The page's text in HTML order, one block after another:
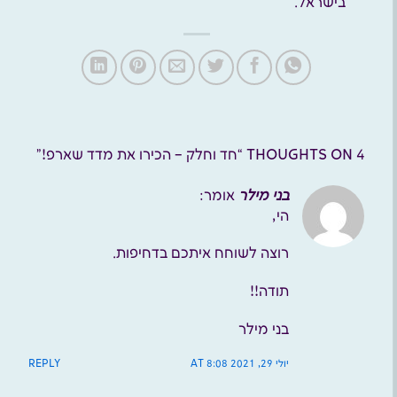
4 THOUGHTS ON “ חד וחלק – הכירו את מדד שארפ!”
בני מילר אומר:
הי,
רוצה לשוחח איתכם בדחיפות.
תודה!!
בני מילר
יולי 29, 2021 AT 8:08 REPLY